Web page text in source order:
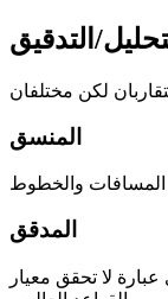
التدقيق
المنسق
المدقق
لا تحقق معيار